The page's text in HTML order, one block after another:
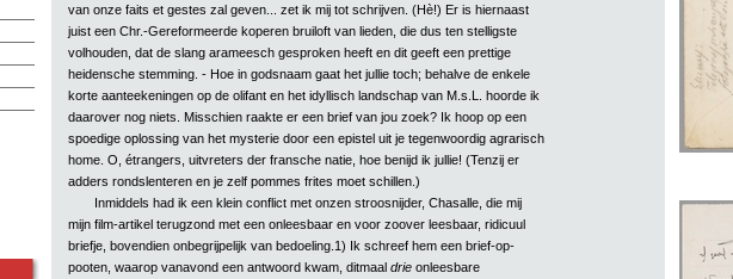
van onze faits et gestes zal geven... zet ik mij tot schrijven. (Hè!) Er is hiernaast
juist een Chr.-Gereformeerde koperen bruiloft van lieden, die dus ten stelligste
volhouden, dat de slang arameesch gesproken heeft en dit geeft een prettige
heidensche stemming. - Hoe in godsnaam gaat het jullie toch; behalve de enkele
korte aanteekeningen op de olifant en het idyllisch landschap van M.s.L. hoorde ik
daarover nog niets. Misschien raakte er een brief van jou zoek? Ik hoop op een
spoedige oplossing van het mysterie door een epistel uit je tegenwoordig agrarisch
home. O, étrangers, uitvreters der fransche natie, hoe benijd ik jullie! (Tenzij er
adders rondslenteren en je zelf pommes frites moet schillen.)
Inmiddels had ik een klein conflict met onzen stroosnijder, Chasalle, die mij
mijn film-artikel terugzond met een onleesbaar en voor zoover leesbaar, ridicuul
briefje, bovendien onbegrijpelijk van bedoeling.1) Ik schreef hem een brief-op-
pooten, waarop vanavond een antwoord kwam, ditmaal drieonleesbare